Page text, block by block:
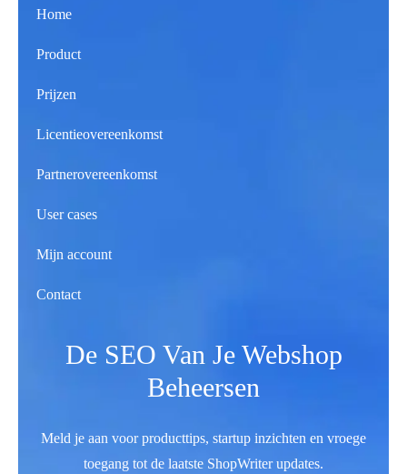
Home
Product
Prijzen
Licentieovereenkomst
Partnerovereenkomst
User cases
Mijn account
Contact
De SEO Van Je Webshop
Beheersen
Meld je aan voor producttips, startup inzichten en vroege
toegang tot de laatste ShopWriter updates.